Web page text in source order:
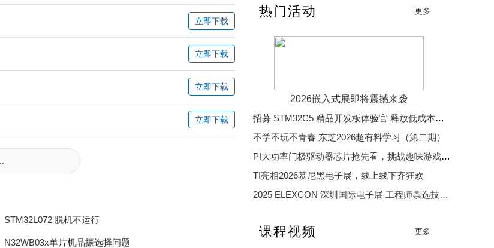
立即下载
立即下载
立即下载
立即下载
STM32L072 脱机不运行
N32WB03x单片机晶振选择问题
zyj9490 chencharles72
foxhao1899
dcf866553 cdwujinshan lele4090039 lilijiang2
热门活动 更多
2026嵌入式展即将震撼来袭
招募 STM32C5 精品开发板体验官 释放低成本、低功耗、高效率开发魅力
不学不玩不青春 东芝2026超有料学习（第二期）
PI大功率门极驱动器芯片抢先看，挑战趣味游戏赢精美好礼
TI亮相2026慕尼黑电子展，线上线下齐狂欢
2025 ELEXCON 深圳国际电子展 工程师票选技术大奖
2025 年度电子产业卓越奖
课程视频 更多